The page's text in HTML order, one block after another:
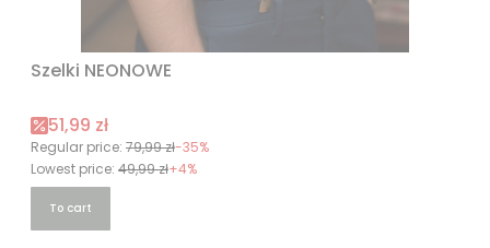
Szelki NEONOWE
Promotional price
51,99 zł
Regular price: 79,99 zł-35%
Lowest price: 49,99 zł+4%
To cart